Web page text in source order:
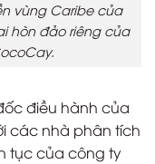
vùng Caribe của
hòn đảo riêng của
điều hành của
các nhà phân tích
tục của công ty